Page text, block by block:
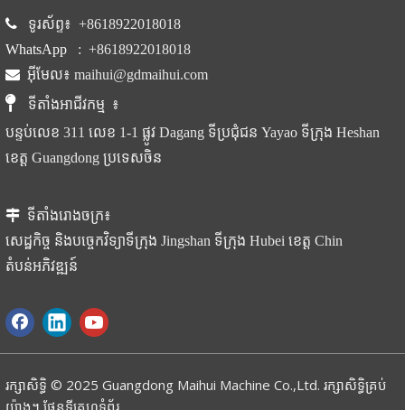
 ទូរស័ព្ទ៖ +8618922018018
WhatsApp
: +8618922018018
 អ៊ីមែល៖ maihui@gdmaihui.com
 ទីតាំងអាជីវកម្ម ៖
បន្ទប់លេខ 311 លេខ 1-1 ផ្លូវ Dagang ទីប្រជុំជន Yayao ទីក្រុង Heshan
ខេត្ត Guangdong ប្រទេសចិន
 ទីតាំងរោងចក្រ៖
សេដ្ឋកិច្ច និងបច្ចេកវិទ្យាទីក្រុង Jingshan ទីក្រុង Hubei ខេត្ត Chin
តំបន់អភិវឌ្ឍន៍
រក្សាសិទ្ធិ © 2025 Guangdong Maihui Machine Co.,Ltd. រក្សាសិទ្ធិគ្រប់
យ៉ាង។ ផែនទីគេហទំព័រ